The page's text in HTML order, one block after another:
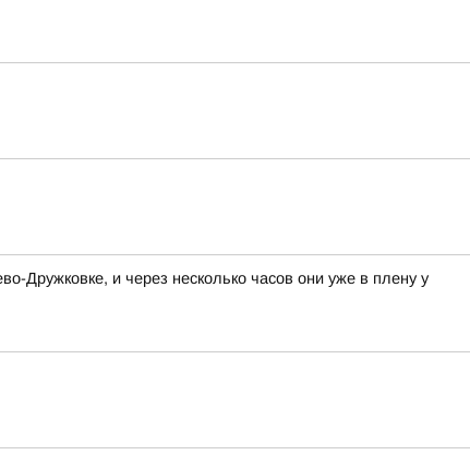
Дружковке, и через несколько часов они уже в плену у